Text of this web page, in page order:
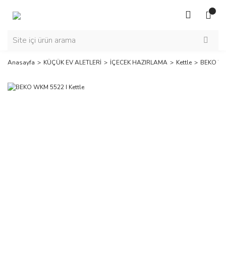
Anasayfa KÜÇÜK EV ALETLERİ İÇECEK HAZIRLAMA Kettle BEKO